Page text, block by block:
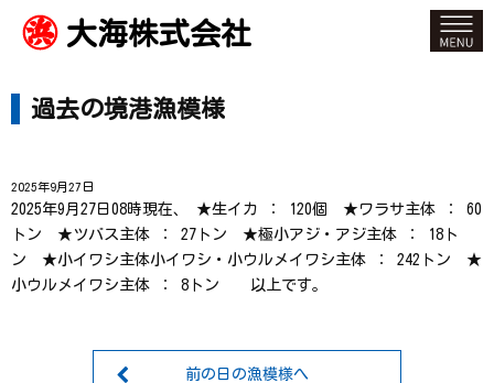
大海株式会社
過去の境港漁模様
2025年9月27日
2025年9月27日08時現在、 ★生イカ ： 120個 ★ワラサ主体 ： 60
トン ★ツバス主体 ： 27トン ★極小アジ・アジ主体 ： 18ト
ン ★小イワシ主体小イワシ・小ウルメイワシ主体 ： 242トン ★
小ウルメイワシ主体 ： 8トン 以上です。
前の日の漁模様へ